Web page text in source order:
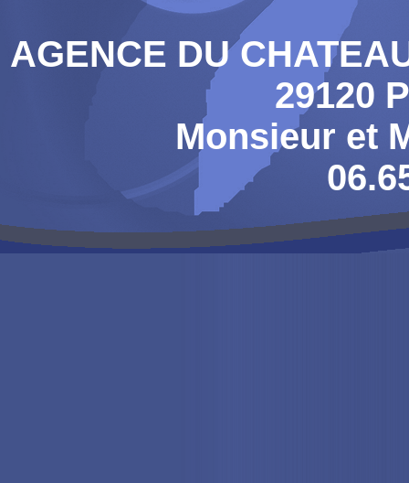
AGENCE DU
29120
Monsieur et